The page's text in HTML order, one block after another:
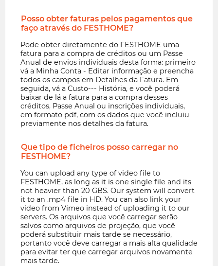
Posso obter faturas pelos pagamentos que
faço através do FESTHOME?
Pode obter diretamente do FESTHOME uma
fatura para a compra de créditos ou um Passe
Anual de envios individuais desta forma: primeiro
vá a Minha Conta - Editar informação e preencha
todos os campos em Detalhes da Fatura. Em
seguida, vá a Custo--- História, e você poderá
baixar de lá a fatura para a compra desses
créditos, Passe Anual ou inscrições individuais,
em formato pdf, com os dados que você incluiu
previamente nos detalhes da fatura.
Que tipo de ficheiros posso carregar no
FESTHOME?
You can upload any type of video file to
FESTHOME, as long as it is one single file and its
not heavier than 20 GBS. Our system will convert
it to an .mp4 file in HD. You can also link your
video from Vimeo instead of uploading it to our
servers. Os arquivos que você carregar serão
salvos como arquivos de projeção, que você
poderá substituir mais tarde se necessário,
portanto você deve carregar a mais alta qualidade
para evitar ter que carregar arquivos novamente
mais tarde.